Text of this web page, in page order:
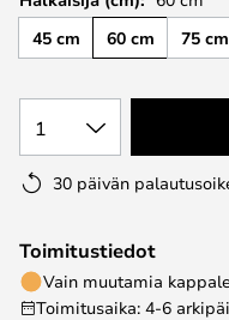
45 cm
60 cm 75 cm
1
30 päivän
Toimitustiedot
Vain muutamia
Toimitusaika: 4-6